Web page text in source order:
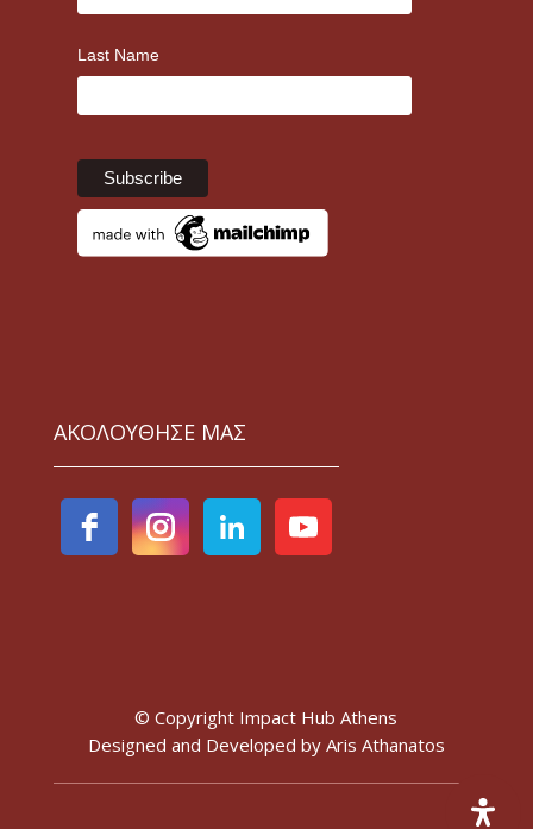
Last Name
ΑΚΟΛΟΥΘΗΣΕ ΜΑΣ
© Copyright Impact Hub Athens
Designed and Developed by Aris Athanatos